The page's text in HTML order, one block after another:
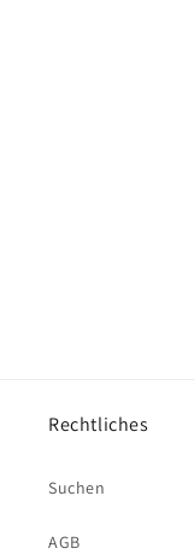
Rechtliches
Suchen
AGB